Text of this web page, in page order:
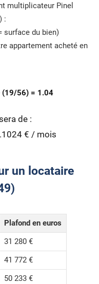
multiplicateur Pinel
:
surface du bien)
appartement acheté en
(19/56) = 1.04
de :
€ / mois
un locataire
Plafond en euros
31 280 €
41 772 €
50 233 €